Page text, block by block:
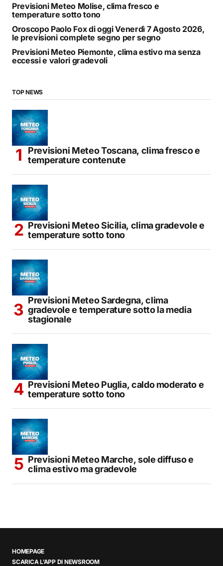
Previsioni Meteo Molise, clima fresco e
temperature sotto tono
Oroscopo Paolo Fox di oggi Venerdì 7 Agosto 2026,
le previsioni complete segno per segno
Previsioni Meteo Piemonte, clima estivo ma senza
eccessi e valori gradevoli
TOP NEWS
Previsioni Meteo Toscana, clima fresco e
temperature contenute
Previsioni Meteo Sicilia, clima gradevole e
temperature sotto tono
Previsioni Meteo Sardegna, clima
gradevole e temperature sotto la media
stagionale
Previsioni Meteo Puglia, caldo moderato e
temperature sotto tono
Previsioni Meteo Marche, sole diffuso e
clima estivo ma gradevole
HOMEPAGE
SCARICA L’APP DI NEWSROOM